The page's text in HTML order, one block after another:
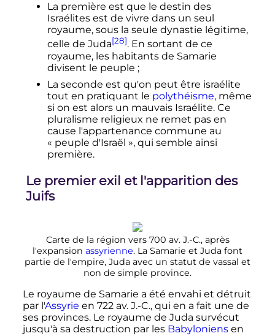
La première est que le destin des
Israélites est de vivre dans un seul
royaume, sous la seule dynastie légitime,
celle de Juda[28]. En sortant de ce
royaume, les habitants de Samarie
divisent le peuple ;
La seconde est qu'on peut être israélite
tout en pratiquant le polythéisme, même
si on est alors un mauvais Israélite. Ce
pluralisme religieux ne remet pas en
cause l'appartenance commune au
« peuple d'Israël », qui semble ainsi
première.
Le premier exil et l'apparition des
Juifs
Carte de la région vers 700 av. J.-C., après
l'expansion assyrienne. La Samarie et Juda font
partie de l'empire, Juda avec un statut de vassal et
non de simple province.
Le royaume de Samarie a été envahi et détruit
par l'Assyrie en 722 av. J.-C., qui en a fait une de
ses provinces. Le royaume de Juda survécut
jusqu'à sa destruction par les Babyloniensen